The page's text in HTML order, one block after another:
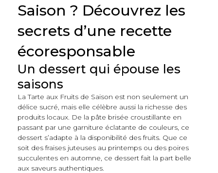
Saison ? Découvrez les
secrets d’une recette
écoresponsable
Un dessert qui épouse les
saisons
La Tarte aux Fruits de Saison est non seulement un
délice sucré, mais elle célèbre aussi la richesse des
produits locaux. De la pâte brisée croustillante en
passant par une garniture éclatante de couleurs, ce
dessert s’adapte à la disponibilité des fruits. Que ce
soit des fraises juteuses au printemps ou des poires
succulentes en automne, ce dessert fait la part belle
aux saveurs authentiques.